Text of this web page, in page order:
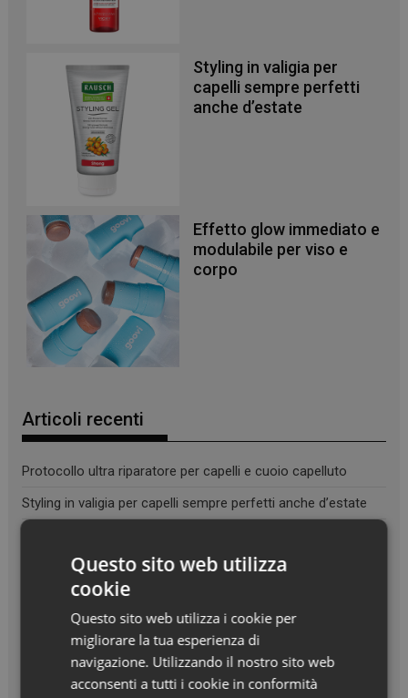
Styling in valigia per
capelli sempre perfetti
anche d’estate
Effetto glow immediato e
modulabile per viso e
corpo
Articoli recenti
Protocollo ultra riparatore per capelli e cuoio capelluto
Styling in valigia per capelli sempre perfetti anche d’estate
Effetto glow immediato e modulabile per viso e corpo
Questo sito web utilizza
cookie
Questo sito web utilizza i cookie per
migliorare la tua esperienza di
navigazione. Utilizzando il nostro sito web
acconsenti a tutti i cookie in conformità